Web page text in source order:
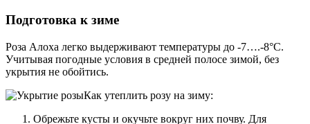
Подготовка к зиме
Роза Алоха легко выдерживают температуры до -7….-8°C.
Учитывая погодные условия в средней полосе зимой, без
укрытия не обойтись.
Как утеплить розу на зиму:
Обрежьте кусты и окучьте вокруг них почву. Для